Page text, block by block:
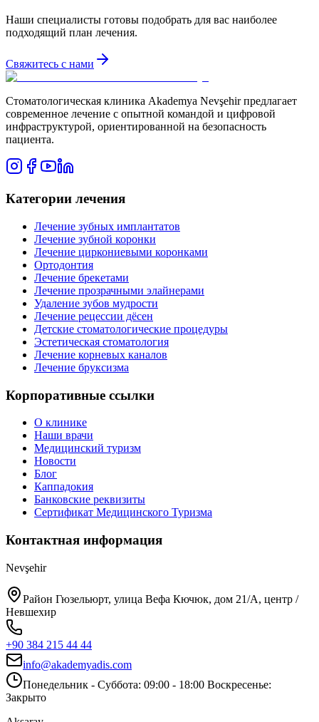
Наши специалисты готовы подобрать для вас наиболее
подходящий план лечения.
Свяжитесь с нами
Стоматологическая клиника Akademya Nevşehir предлагает
современное лечение с опытной командой и цифровой
инфраструктурой, ориентированной на безопасность
пациента.
Категории лечения
Лечение зубных имплантатов
Лечение зубной коронки
Лечение циркониевыми коронками
Ортодонтия
Лечение брекетами
Лечение прозрачными элайнерами
Удаление зубов мудрости
Лечение рецессии дёсен
Детские стоматологические процедуры
Эстетическая стоматология
Лечение корневых каналов
Лечение бруксизма
Корпоративные ссылки
О клинике
Наши врачи
Медицинский туризм
Новости
Блог
Каппадокия
Банковские реквизиты
Сертификат Медицинского Туризма
Контактная информация
Nevşehir
Район Гюзельюрт, улица Вефа Кючюк, дом 21/A, центр /
Невшехир
+90 384 215 44 44
info@akademyadis.com
Понедельник - Суббота: 09:00 - 18:00 Воскресенье:
Закрыто